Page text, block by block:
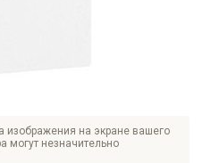
изображения на экране вашего
могут незначительно